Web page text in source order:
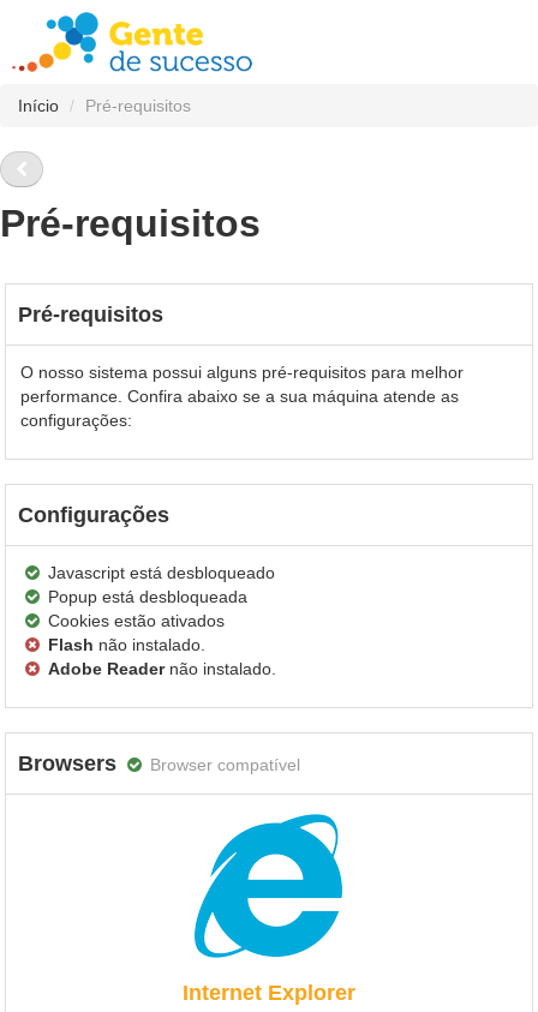
Início / Pré-requisitos
Pré-requisitos
Pré-requisitos
O nosso sistema possui alguns pré-requisitos para melhor
performance. Confira abaixo se a sua máquina atende as
configurações:
Configurações
Javascript está desbloqueado
Popup está desbloqueada
Cookies estão ativados
Flash não instalado.
Adobe Readernão instalado.
Browsers Browser compatível
Internet Explorer